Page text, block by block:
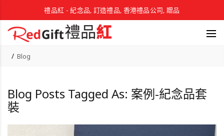
禮品紅 - 紀念品, 訂造禮品, 香港禮品公司, 贈品
Blog
Blog Posts Tagged As: 案例-紀念品套
裝